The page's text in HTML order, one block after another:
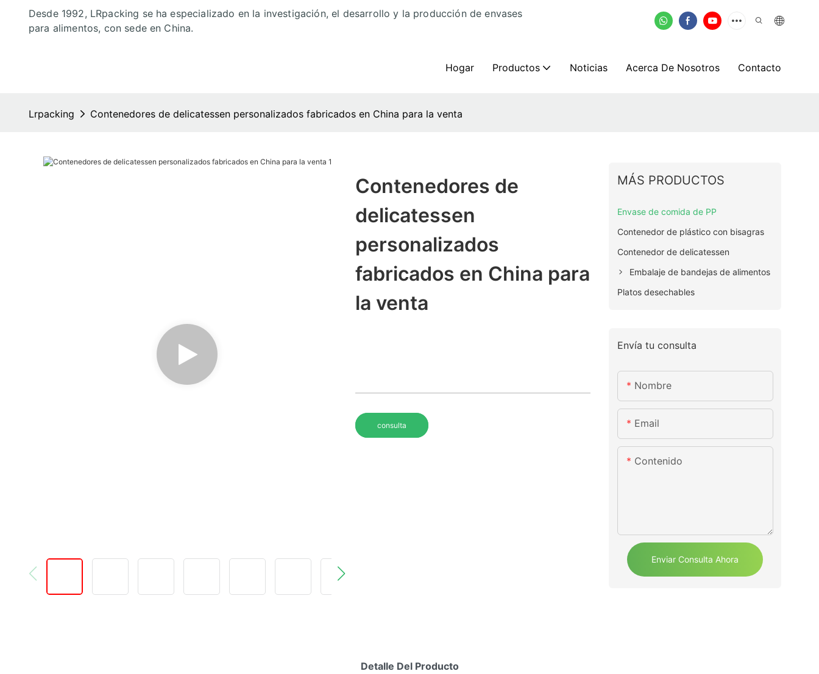
Desde 1992, LRpacking se ha especializado en la investigación, el desarrollo y la producción de envases
para alimentos, con sede en China.
Hogar Productos Noticias Acerca De Nosotros Contacto
Lrpacking Contenedores de delicatessen personalizados fabricados en China para la venta
Contenedores de
delicatessen
personalizados
fabricados en China para
la venta
consulta
MÁS PRODUCTOS
Envase de comida de PP
Contenedor de plástico con bisagras
Contenedor de delicatessen
Embalaje de bandejas de alimentos
Platos desechables
Envía tu consulta
Nombre
Email
Contenido
Enviar Consulta Ahora
Detalle Del Producto